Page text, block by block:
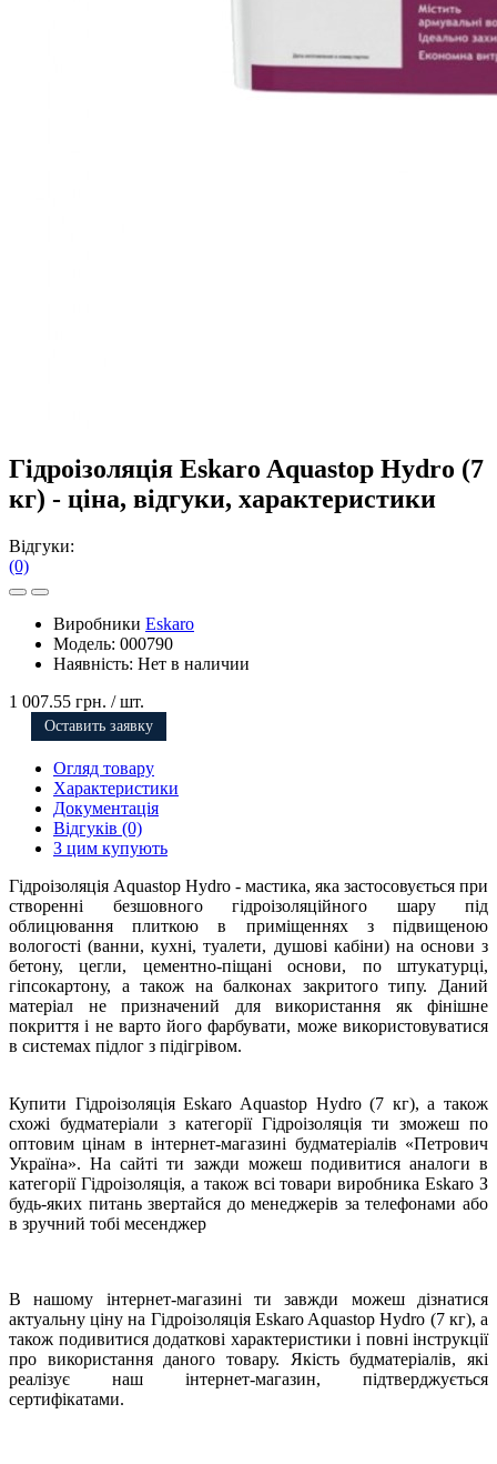
Гідроізоляція Eskaro Aquastop Hydro (7
кг) - ціна, відгуки, характеристики
Відгуки:
(0)
Виробники Eskaro
Модель: 000790
Наявність: Нет в наличии
1 007.55 грн. / шт.
Оставить заявку
Огляд товару
Характеристики
Документація
Відгуків (0)
З цим купують
Гідроізоляція Aquastop Hydro - мастика, яка застосовується при
створенні безшовного гідроізоляційного шару під
облицювання плиткою в приміщеннях з підвищеною
вологості (ванни, кухні, туалети, душові кабіни) на основи з
бетону, цегли, цементно-піщані основи, по штукатурці,
гіпсокартону, а також на балконах закритого типу. Даний
матеріал не призначений для використання як фінішне
покриття і не варто його фарбувати, може використовуватися
в системах підлог з підігрівом.
Купити Гідроізоляція Eskaro Aquastop Hydro (7 кг), а також
схожі будматеріали з категорії Гідроізоляція ти зможеш по
оптовим цінам в інтернет-магазині будматеріалів «Петрович
Україна». На сайті ти зажди можеш подивитися аналоги в
категорії Гідроізоляція, а також всі товари виробника Eskaro З
будь-яких питань звертайся до менеджерів за телефонами або
в зручний тобі месенджер
В нашому інтернет-магазині ти завжди можеш дізнатися
актуальну ціну на Гідроізоляція Eskaro Aquastop Hydro (7 кг), а
також подивитися додаткові характеристики і повні інструкції
про використання даного товару. Якість будматеріалів, які
реалізує наш інтернет-магазин, підтверджується
сертифікатами.